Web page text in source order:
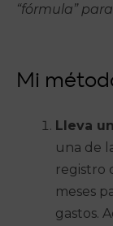
“fórmula”
Mi
Lleva
una de
registro
meses
gastos.